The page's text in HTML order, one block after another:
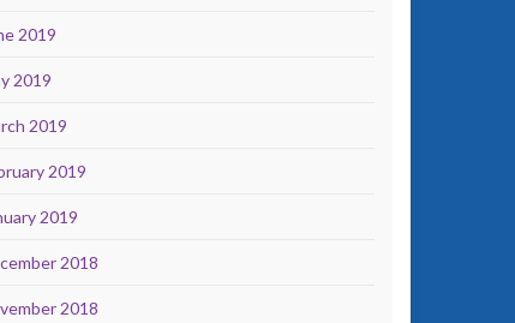
2019
2019
2019
2019
2019
2018
2018